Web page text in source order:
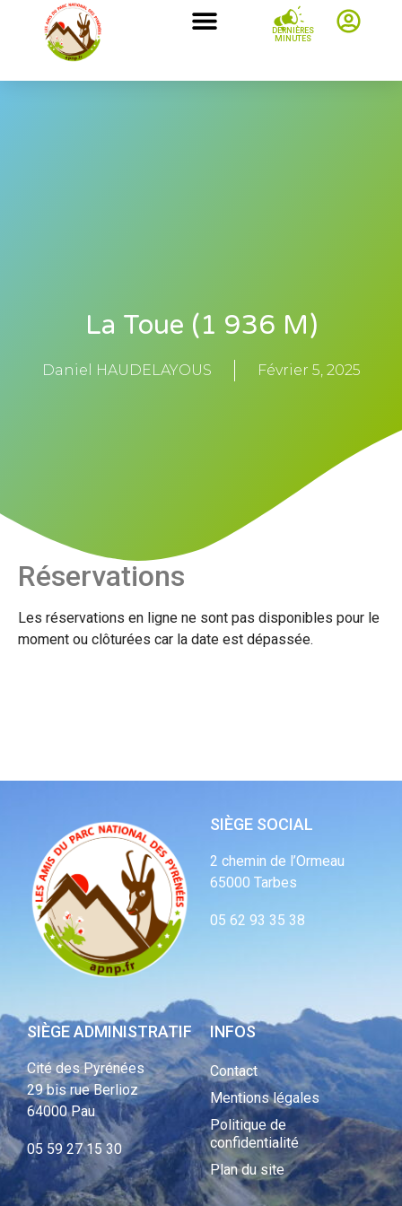
DERNIÈRES
MINUTES
La Toue (1 936 M)
Daniel HAUDELAYOUS Février 5, 2025
Réservations
Les réservations en ligne ne sont pas disponibles pour le
moment ou clôturées car la date est dépassée.
SIÈGE SOCIAL
2 chemin de l’Ormeau
65000 Tarbes
05 62 93 35 38
SIÈGE ADMINISTRATIF
Cité des Pyrénées
29 bis rue Berlioz
64000 Pau
05 59 27 15 30
INFOS
Contact
Mentions légales
Politique de
confidentialité
Plan du site